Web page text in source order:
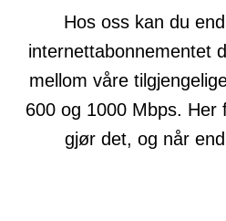
Hos oss kan du
internettabonnementet
mellom våre
600 og 1000 Mbps. Her
gjør det, og når